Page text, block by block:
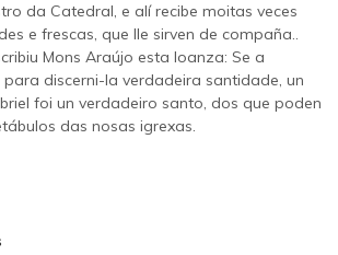
da Catedral, e alí recibe moitas veces
e frescas, que lle sirven de compaña..
Mons Araújo esta loanza: Se a
discerni-la verdadeira santidade, un
foi un verdadeiro santo, dos que poden
das nosas igrexas.